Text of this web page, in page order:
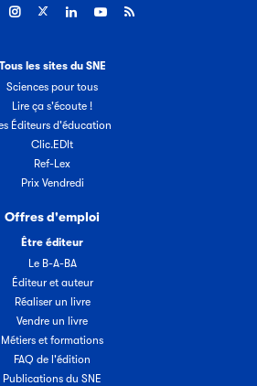
Tous les sites du SNE
Sciences pour tous
Lire ça s'écoute !
Éditeurs d'éducation
Clic.EDIt
Ref-Lex
Prix Vendredi
Offres d'emploi
Être éditeur
Le B-A-BA
Éditeur et auteur
Réaliser un livre
Vendre un livre
Métiers et formations
FAQ de l'édition
Publications du SNE